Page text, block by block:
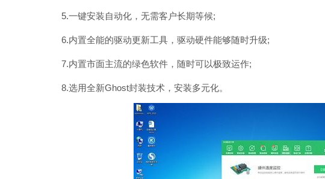
5.一键安装自动化，无需客户长期等候;
6.内置全能的驱动更新工具，驱动硬件能够随时升级;
7.内置市面主流的绿色软件，随时可以极致运作;
8.选用全新Ghost封装技术，安装多元化。